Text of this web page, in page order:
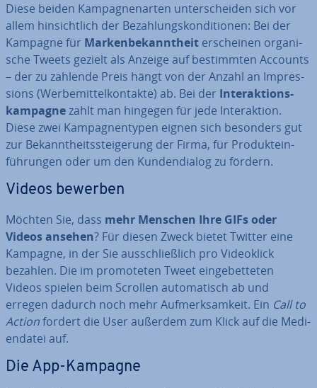
Diese beiden Kam­pa­gnen­ar­ten un­ter­schei­den sich vor
allem hin­sicht­lich der Be­zah­lungs­kon­di­tio­nen: Bei der
Kampagne für Mar­ken­be­kannt­heit er­schei­nen or­ga­ni­
sche Tweets gezielt als Anzeige auf be­stimm­ten Accounts
– der zu zahlende Preis hängt von der Anzahl an Im­pres­
si­ons (Wer­be­mit­tel­kon­tak­te) ab. Bei der In­ter­ak­ti­ons­
kam­pa­gnezahlt man hingegen für jede In­ter­ak­ti­on.
Diese zwei Kam­pagn­en­ty­pen eignen sich besonders gut
zur Be­kannt­heits­stei­ge­rung der Firma, für Pro­dukt­ein­
füh­run­gen oder um den Kun­den­dia­log zu fördern.
Videos bewerben
Möchten Sie, dass mehr Menschen Ihre GIFs oder
Videos ansehen? Für diesen Zweck bietet Twitter eine
Kampagne, in der Sie aus­schließ­lich pro Vi­deo­klick
bezahlen. Die im pro­mo­te­ten Tweet ein­ge­bet­te­ten
Videos spielen beim Scrollen au­to­ma­tisch ab und
erregen dadurch noch mehr Auf­merk­sam­keit. Ein Call to
Actionfordert die User außerdem zum Klick auf die Me­di­
en­da­tei auf.
Die App-Kampagne